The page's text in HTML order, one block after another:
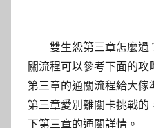
雙生怨第三章怎麼過
關流程可以參考下面的
第三章的通關流程給大
第三章愛別離關卡挑戰
下第三章的通關詳情。